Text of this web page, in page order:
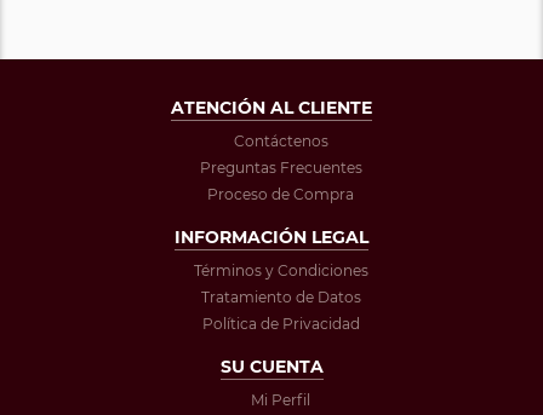
ATENCIÓN AL CLIENTE
Contáctenos
Preguntas Frecuentes
Proceso de Compra
INFORMACIÓN LEGAL
Términos y Condiciones
Tratamiento de Datos
Política de Privacidad
SU CUENTA
Mi Perfil